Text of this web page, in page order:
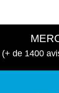
(+ de 1400